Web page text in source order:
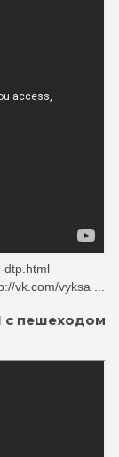
dtp.html
vk.com/vyksa ...
с пешеходом